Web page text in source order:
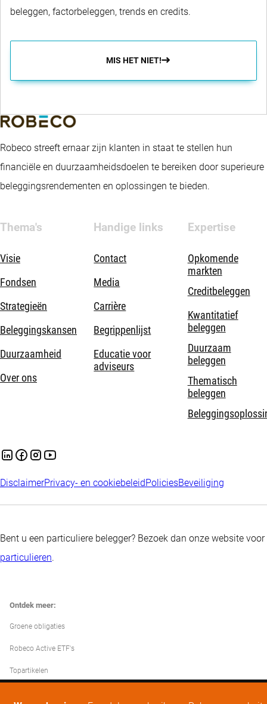
beleggen, factorbeleggen, trends en credits.
MIS HET NIET!
Robeco streeft ernaar zijn klanten in staat te stellen hun
financiële en duurzaamheidsdoelen te bereiken door superieure
beleggingsrendementen en oplossingen te bieden.
Thema's
Visie
Fondsen
Strategieën
Beleggingskansen
Duurzaamheid
Over ons
Handige links
Contact
Media
Carrière
Begrippenlijst
Educatie voor
adviseurs
Expertise
Opkomende
markten
Creditbeleggen
Kwantitatief
beleggen
Duurzaam
beleggen
Thematisch
beleggen
DisclaimerPrivacy- en cookiebeleid PoliciesBeveiliging
Bent u een particuliere belegger? Bezoek dan onze website voor
particulieren.
Ontdek meer:
Groene obligaties
Robeco Active ETF's
Topartikelen